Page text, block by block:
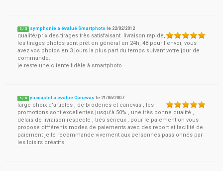
5 / 5 symphonie a évalué Smartphoto le 22/02/2012
qualité/prix des tirages très satisfaisant. livraison rapide,
les tirages photos sont prêt en général en 24h, 48 pour l'envoi, vous
avez vos photos en 3 jours la plus part du temps suivant votre jour de
commande.
je reste une cliente fidèle à smartphoto
5 / 5 yuccastel a évalué Canevas le 21/06/2007
large choix d'articles , de broderies et canevas , les
promotions sont excellentes jusqu'à 50% , une très bonne qualité ,
délais de livraison respecté , très sérieux , pour le paiement on vous
propose différents modes de paiements avec des report et facilité de
paiement je le recommande vivement aux personnes passionnés par
les loisirs créatifs